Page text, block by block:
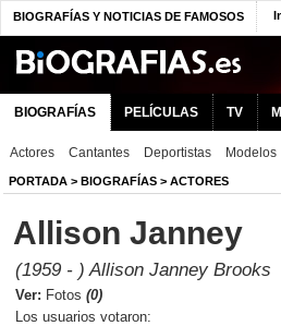
BIOGRAFÍAS Y NOTICIAS DE FAMOSOS
BIOGRAFÍAS PELÍCULAS TV
Actores Cantantes Deportistas Modelos
PORTADA > BIOGRAFÍAS > ACTORES
Allison Janney
(1959 - ) Allison Janney Brooks
Ver: Fotos (0)
Los usuarios votaron: